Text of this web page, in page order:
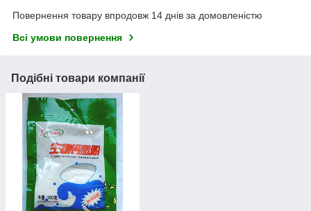
Повернення товару впродовж 14 днів за домовленістю
Всі умови повернення
Подібні товари компанії